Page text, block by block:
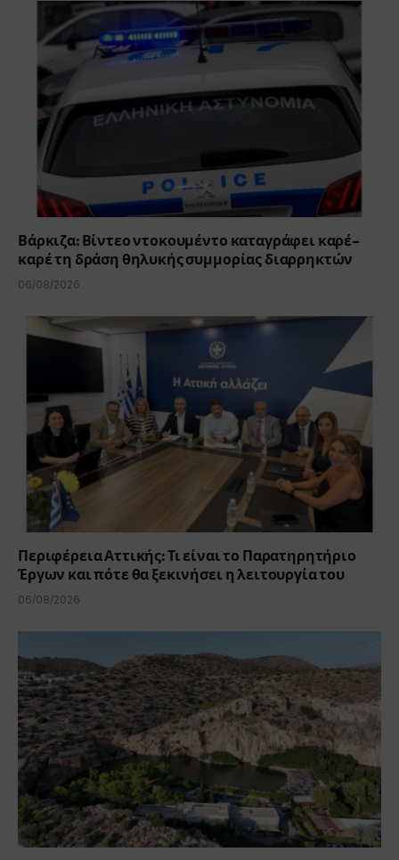
Βάρκιζα: Βίντεο ντοκουμέντο καταγράφει καρέ-
καρέ τη δράση θηλυκής συμμορίας διαρρηκτών
06/08/2026
Περιφέρεια Αττικής: Τι είναι το Παρατηρητήριο
Έργων και πότε θα ξεκινήσει η λειτουργία του
06/08/2026